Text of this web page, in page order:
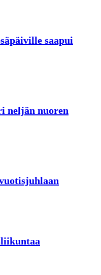
saapui
neljän nuoren